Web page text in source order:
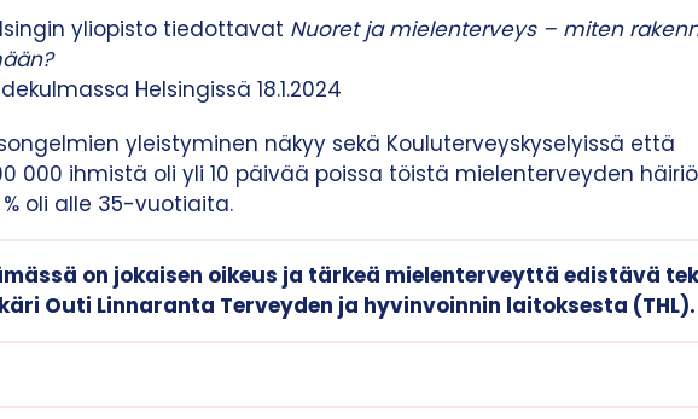
yliopisto tiedottavat Nuoret ja mielenterveys – miten
Helsingissä 18.1.2024
yleistyminen näkyy sekä Kouluterveyskyselyissä että
000 ihmistä oli yli 10 päivää poissa töistä mielenterveyden
oli alle 35-vuotiaita.
on jokaisen oikeus ja tärkeä mielenterveyttä edistävä
Outi Linnaranta Terveyden ja hyvinvoinnin laitoksesta (THL).